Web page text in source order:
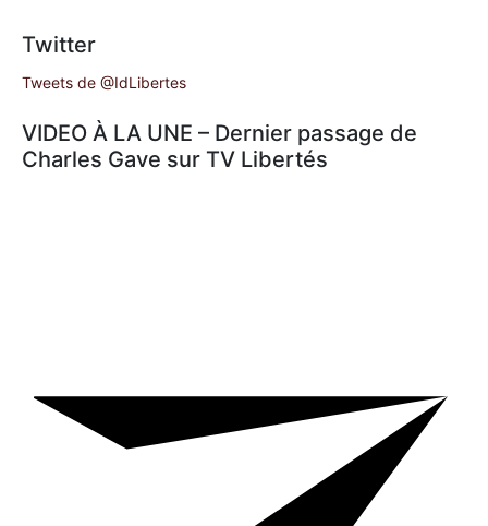
Twitter
Tweets de @IdLibertes
VIDEO À LA UNE – Dernier passage de
Charles Gave sur TV Libertés